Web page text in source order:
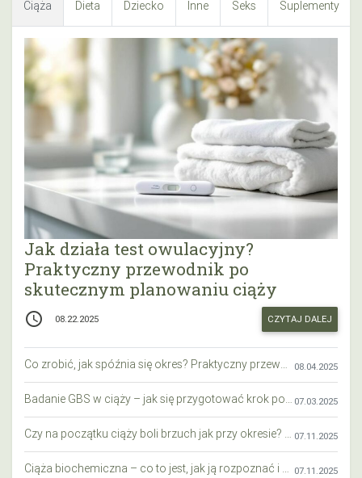
Ciąża Dieta Dziecko Inne Seks Suplementy
Jak działa test owulacyjny?
Praktyczny przewodnik po
skutecznym planowaniu ciąży
access_time 08.22.2025 CZYTAJ DALEJ
Co zrobić, jak spóźnia się okres? Praktyczny przewodnik krok po kroku 08.04.2025
Badanie GBS w ciąży – jak się przygotować krok po kroku? 07.03.2025
Czy na początku ciąży boli brzuch jak przy okresie? Wyjaśniamy objawy i różnice 07.11.2025
Ciąża biochemiczna – co to jest, jak ją rozpoznać i co warto wiedzieć? 07.11.2025